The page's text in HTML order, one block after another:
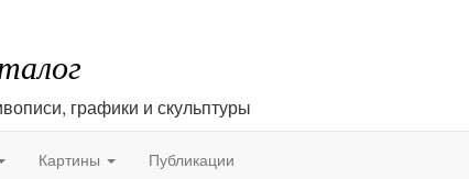
графики и скульптуры
Картины Публикации